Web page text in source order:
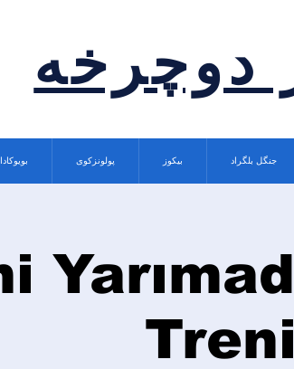
دوچرخه
بویوکادا پولونزکوی بیکوز جنگل بلگراد
Treni